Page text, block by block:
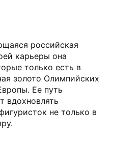
российская
карьеры она
только есть в
золото Олимпийских
Ее путь
вдохновлять
не только в